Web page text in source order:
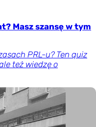
Masz szansę w tym
PRL-u? Ten quiz
też wiedzę o